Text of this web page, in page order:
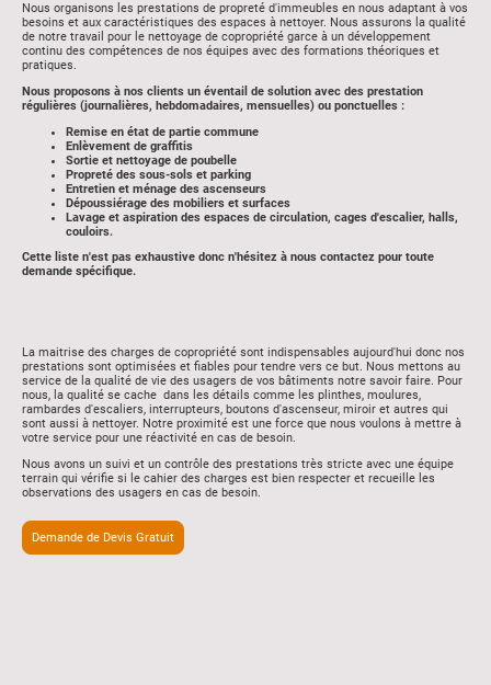
Nous organisons les prestations de propreté d'immeubles en nous adaptant à vos
besoins et aux caractéristiques des espaces à nettoyer. Nous assurons la qualité
de notre travail pour le nettoyage de copropriété garce à un développement
continu des compétences de nos équipes avec des formations théoriques et
pratiques.
Nous proposons à nos clients un éventail de solution avec des prestation
régulières (journalières, hebdomadaires, mensuelles) ou ponctuelles :
Remise en état de partie commune
Enlèvement de graffitis
Sortie et nettoyage de poubelle
Propreté des sous-sols et parking
Entretien et ménage des ascenseurs
Dépoussiérage des mobiliers et surfaces
Lavage et aspiration des espaces de circulation, cages d'escalier, halls,
couloirs.
Cette liste n'est pas exhaustive donc n'hésitez à nous contactez pour toute
demande spécifique.
La maitrise des charges de copropriété sont indispensables aujourd'hui donc nos
prestations sont optimisées et fiables pour tendre vers ce but. Nous mettons au
service de la qualité de vie des usagers de vos bâtiments notre savoir faire. Pour
nous, la qualité se cache dans les détails comme les plinthes, moulures,
rambardes d'escaliers, interrupteurs, boutons d'ascenseur, miroir et autres qui
sont aussi à nettoyer. Notre proximité est une force que nous voulons à mettre à
votre service pour une réactivité en cas de besoin.
Nous avons un suivi et un contrôle des prestations très stricte avec une équipe
terrain qui vérifie si le cahier des charges est bien respecter et recueille les
observations des usagers en cas de besoin.
Demande de Devis Gratuit